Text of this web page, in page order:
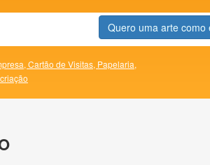
Quero uma arte como
Cartão de Visitas, Papelaria,